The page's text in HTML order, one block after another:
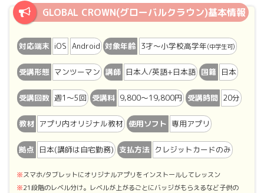
GLOBAL CROWN(グローバルクラウン)基本情報
対応端末 iOS Android 対象年齢 3才〜小学校高学年(中学生可)
受講形態 マンツーマン 講師 日本人/英語+日本語 国籍 日本
受講回数 週1〜5回 受講料 9,800〜19,800円 受講時間 20分
教材 アプリ内オリジナル教材 使用ソフト 専用アプリ
拠点 日本(講師は自宅勤務) 支払方法 クレジットカードのみ
スマホ/タブレットにオリジナルアプリをインストールしてレッスン
21段階のレベル分け。レベルが上がるごとにバッジがもらえるなど子供の